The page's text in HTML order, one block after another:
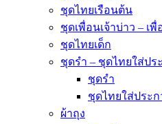
ชุดไทยเรือนต้น
ชุดเพื่อนเจ้าบ่าว – เพื่
ชุดไทยเด็ก
ชุดรำ – ชุดไทยใส่ปร
ชุดรำ
ชุดไทยใส่ประก
ผ้าถุง